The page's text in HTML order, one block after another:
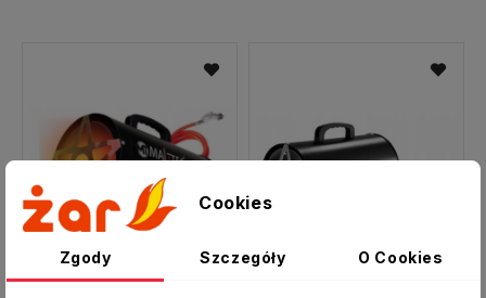
Cookies
Zgody Szczegóły O Cookies